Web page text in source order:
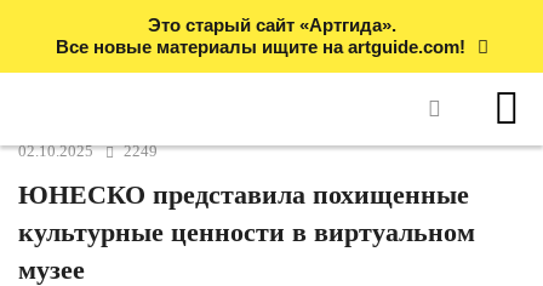
Это старый сайт «Артгида».
Все новые материалы ищите на artguide.com!
02.10.2025 2249
ЮНЕСКО представила похищенные
культурные ценности в виртуальном
музее